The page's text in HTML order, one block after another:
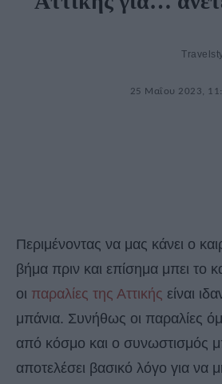
25 Μαΐου 2023,
Περιμένοντας να μας κάνει ο
βήμα πριν και επίσημα μπει το
οι παραλίες της Αττικής είναι
μπάνια. Συνήθως οι παραλίες
από κόσμο και ο συνωστισμός
αποτελέσει βασικό λόγο για να